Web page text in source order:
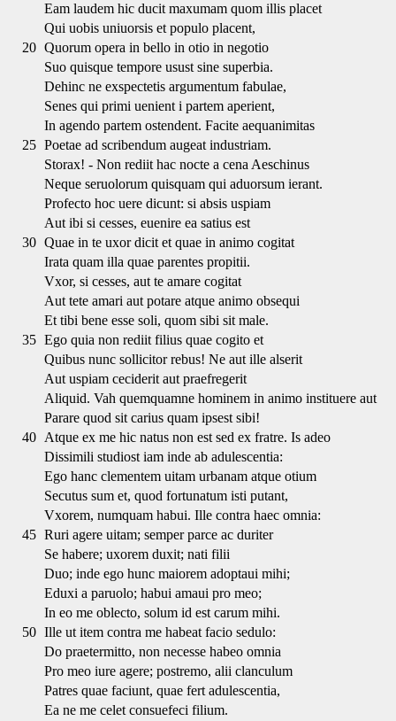
Eam laudem hic ducit maxumam quom illis placet
Qui uobis uniuorsis et populo placent,
20 Quorum opera in bello in otio in negotio
Suo quisque tempore usust sine superbia.
Dehinc ne exspectetis argumentum fabulae,
Senes qui primi uenient i partem aperient,
In agendo partem ostendent. Facite aequanimitas
25 Poetae ad scribendum augeat industriam.
Storax! - Non rediit hac nocte a cena Aeschinus
Neque seruolorum quisquam qui aduorsum ierant.
Profecto hoc uere dicunt: si absis uspiam
Aut ibi si cesses, euenire ea satius est
30 Quae in te uxor dicit et quae in animo cogitat
Irata quam illa quae parentes propitii.
Vxor, si cesses, aut te amare cogitat
Aut tete amari aut potare atque animo obsequi
Et tibi bene esse soli, quom sibi sit male.
35 Ego quia non rediit filius quae cogito et
Quibus nunc sollicitor rebus! Ne aut ille alserit
Aut uspiam ceciderit aut praefregerit
Aliquid. Vah quemquamne hominem in animo instituere aut
Parare quod sit carius quam ipsest sibi!
40
Atque ex me hic natus non est sed ex fratre. Is adeo
Dissimili studiost iam inde ab adulescentia:
Ego hanc clementem uitam urbanam atque otium
Secutus sum et, quod fortunatum isti putant,
Vxorem, numquam habui. Ille contra haec omnia:
45 Ruri agere uitam; semper parce ac duriter
Se habere; uxorem duxit; nati filii
Duo; inde ego hunc maiorem adoptaui mihi;
Eduxi a paruolo; habui amaui pro meo;
In eo me oblecto, solum id est carum mihi.
50 Ille ut item contra me habeat facio sedulo:
Do praetermitto, non necesse habeo omnia
Pro meo iure agere; postremo, alii clanculum
Patres quae faciunt, quae fert adulescentia,
Ea ne me celet consuefeci filium.